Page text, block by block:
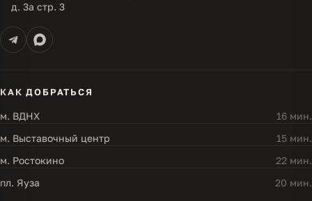
д. 3а стр. 3
КАК ДОБРАТЬСЯ
м. ВДНХ
16 мин.
м. Выставочный центр
15 мин.
м. Ростокино
22 мин.
пл. Яуза
20 мин.